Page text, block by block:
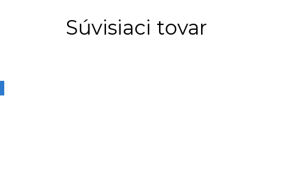
Súvisiaci tovar